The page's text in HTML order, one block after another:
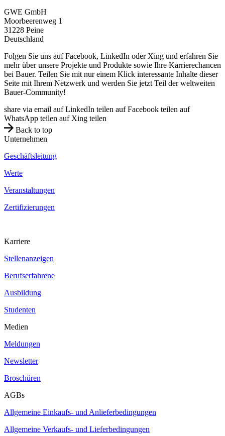
GWE GmbH
Moorbeerenweg 1
31228 Peine
Deutschland
Folgen Sie uns auf Facebook, LinkedIn oder Xing und erfahren Sie
mehr über unsere Projekte und Produkte sowie Ihre Karrierechancen
bei Bauer. Teilen Sie mit nur einem Klick interessante Inhalte dieser
Seite mit Ihrem Netzwerk und werden Sie jetzt Teil der weltweiten
Bauer-Community!
share via email auf LinkedIn teilen auf Facebook teilen auf
WhatsApp teilen auf Xing teilen
Back to top
Unternehmen
Geschäftsleitung
Werte
Veranstaltungen
Zertifizierungen
Karriere
Stellenanzeigen
Berufserfahrene
Ausbildung
Studenten
Medien
Meldungen
Newsletter
Broschüren
AGBs
Allgemeine Einkaufs- und Anlieferbedingungen
Allgemeine Verkaufs- und Lieferbedingungen